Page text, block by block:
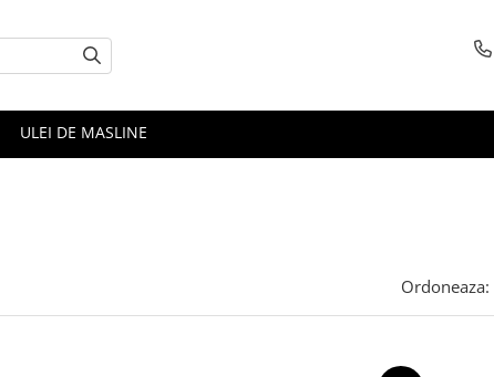
ULEI DE MASLINE
Ordoneaza: